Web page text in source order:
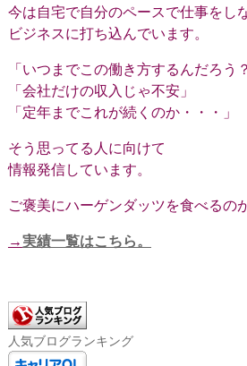
今は自宅で自分のペースで仕事をし
ビジネスに打ち込んでいます。
「いつまでこの働き方するんだろう
「会社だけの収入じゃ不安」
「定年までこれが続くのか・・・」
そう思ってる人に向けて
情報発信しています。
ご褒美にハーゲンダッツを食べるの
→実績一覧はこちら。
人気ブログランキング